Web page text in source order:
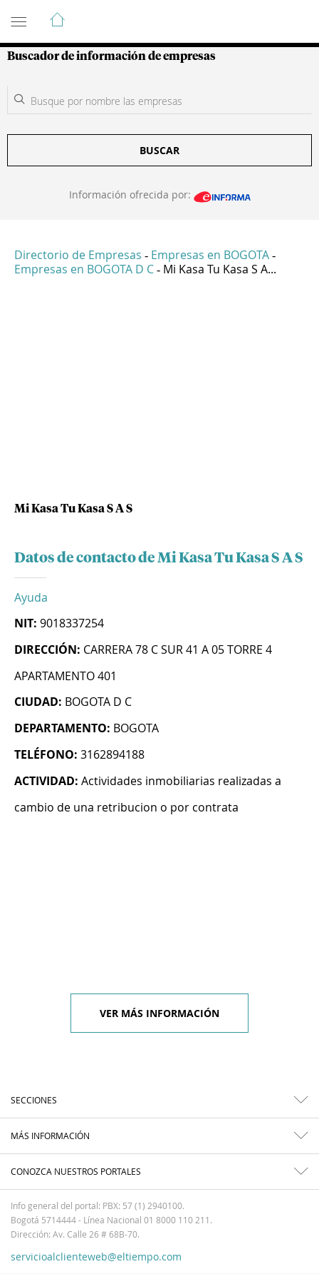
Guía de Empresas Colombianas
Buscador de información de empresas
BUSCAR
Información ofrecida por:
Directorio de Empresas - Empresas en BOGOTA -
Empresas en BOGOTA D C - Mi Kasa Tu Kasa S A...
Mi Kasa Tu Kasa S A S
Datos de contacto de Mi Kasa Tu Kasa S A S
Ayuda
NIT: 9018337254
DIRECCIÓN: CARRERA 78 C SUR 41 A 05 TORRE 4
APARTAMENTO 401
CIUDAD: BOGOTA D C
DEPARTAMENTO: BOGOTA
TELÉFONO: 3162894188
ACTIVIDAD: Actividades inmobiliarias realizadas a
cambio de una retribucion o por contrata
VER MÁS INFORMACIÓN
SECCIONES
MÁS INFORMACIÓN
CONOZCA NUESTROS PORTALES
Info general del portal: PBX: 57 (1) 2940100.
Bogotá 5714444 - Línea Nacional 01 8000 110 211.
Dirección: Av. Calle 26 # 68B-70.
servicioalclienteweb@eltiempo.com